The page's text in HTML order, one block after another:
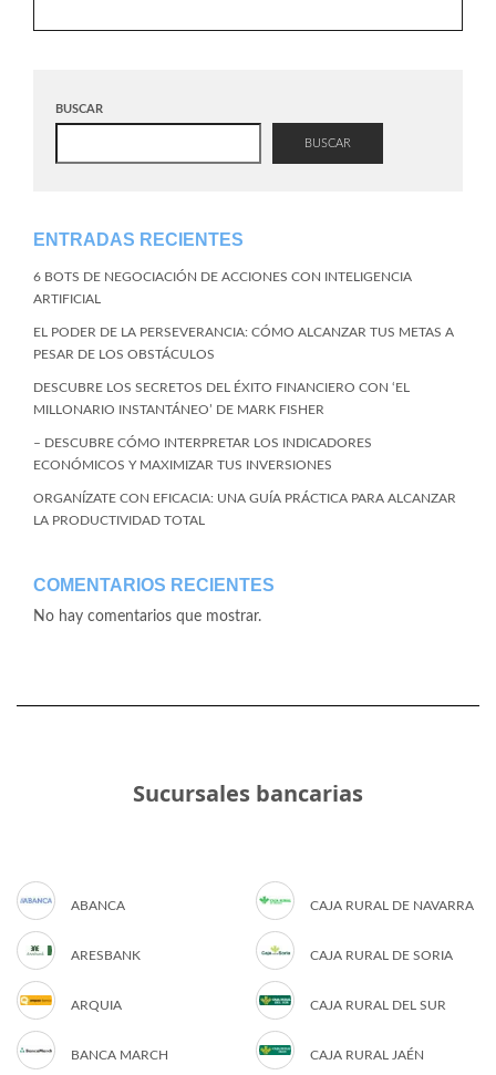
BUSCAR
BUSCAR
ENTRADAS RECIENTES
6 BOTS DE NEGOCIACIÓN DE ACCIONES CON INTELIGENCIA
ARTIFICIAL
EL PODER DE LA PERSEVERANCIA: CÓMO ALCANZAR TUS METAS A
PESAR DE LOS OBSTÁCULOS
DESCUBRE LOS SECRETOS DEL ÉXITO FINANCIERO CON ‘EL
MILLONARIO INSTANTÁNEO’ DE MARK FISHER
– DESCUBRE CÓMO INTERPRETAR LOS INDICADORES
ECONÓMICOS Y MAXIMIZAR TUS INVERSIONES
ORGANÍZATE CON EFICACIA: UNA GUÍA PRÁCTICA PARA ALCANZAR
LA PRODUCTIVIDAD TOTAL
COMENTARIOS RECIENTES
No hay comentarios que mostrar.
Sucursales bancarias
ABANCA
ARESBANK
ARQUIA
BANCA MARCH
CAJA RURAL DE NAVARRA
CAJA RURAL DE SORIA
CAJA RURAL DEL SUR
CAJA RURAL JAÉN